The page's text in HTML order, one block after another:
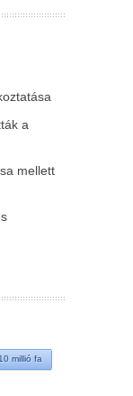
a
mellett
10 millió fa